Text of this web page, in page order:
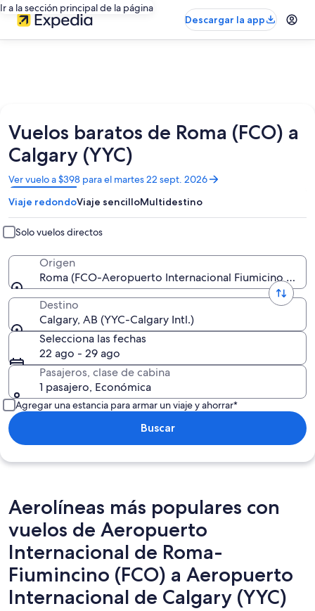
Ir a la sección principal de la página
Descargar la app
Vuelos baratos de Roma (FCO) a
Calgary (YYC)
Ver vuelo a $398 para el martes 22 sept. 2026
Se
abrirá
en
una
nueva
ventana
Viaje redondoViaje sencilloMultidestino
Solo vuelos directos
Origen
Roma (FCO-Aeropuerto Internacional Fiumicino -
Destino
Calgary, AB (YYC-Calgary Intl.)
Selecciona las fechas
22 ago - 29 ago
Pasajeros, clase de cabina
1 pasajero, Económica
Agregar una estancia para armar un viaje y ahorrar*
Buscar
Aerolíneas más populares con
vuelos de Aeropuerto
Internacional de Roma-
Fiumincino (FCO) a Aeropuerto
Internacional de Calgary (YYC)